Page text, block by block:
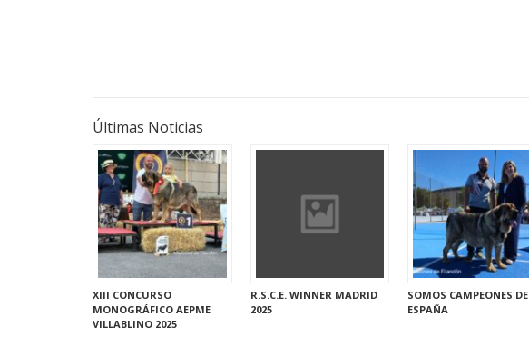
Últimas Noticias
XIII CONCURSO
MONOGRÁFICO AEPME
VILLABLINO 2025
R.S.C.E. WINNER MADRID
2025
SOMOS CAMPEONES DE
ESPAÑA